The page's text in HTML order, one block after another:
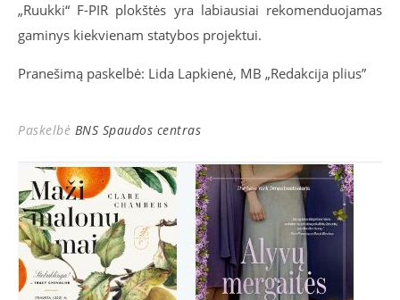
„Ruukki“ F-PIR plokštės yra labiausiai rekomenduojamas
gaminys kiekvienam statybos projektui.
Pranešimą paskelbė: Lida Lapkienė, MB „Redakcija plius”
Paskelbė BNS Spaudos centras